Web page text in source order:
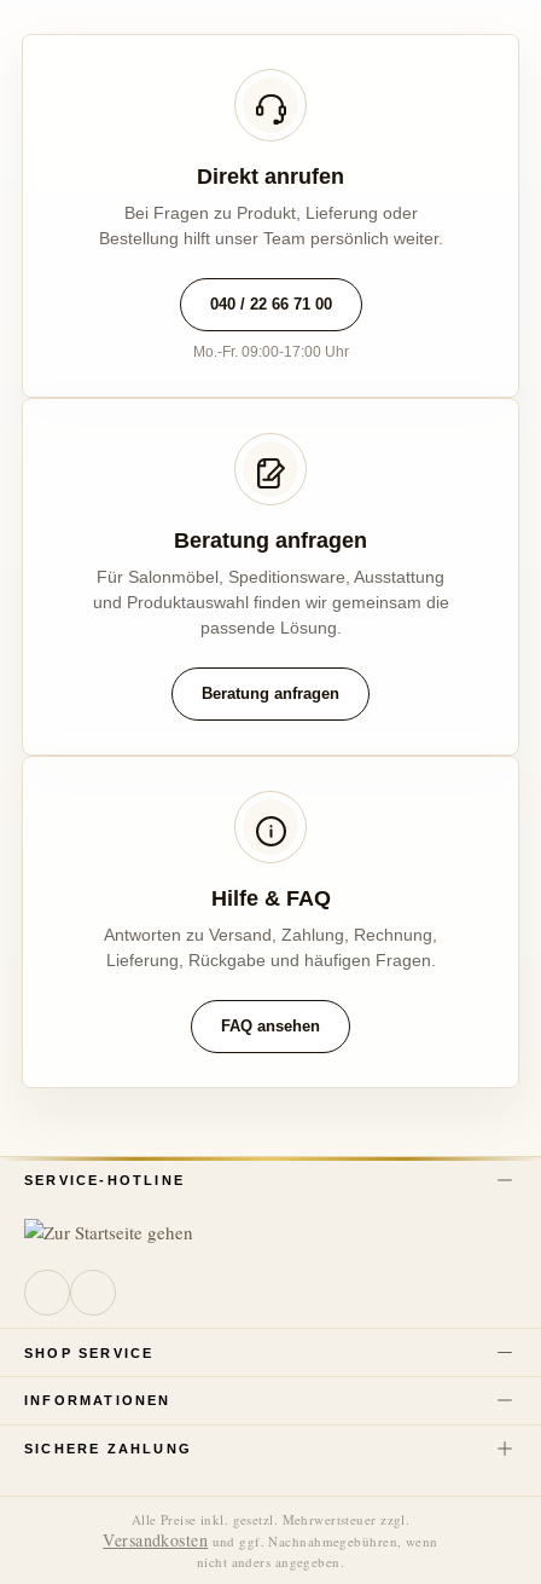
Direkt anrufen
Bei Fragen zu Produkt, Lieferung oder
Bestellung hilft unser Team persönlich weiter.
040 / 22 66 71 00
Mo.-Fr. 09:00-17:00 Uhr
Beratung anfragen
Für Salonmöbel, Speditionsware, Ausstattung
und Produktauswahl finden wir gemeinsam die
passende Lösung.
Beratung anfragen
Hilfe & FAQ
Antworten zu Versand, Zahlung, Rechnung,
Lieferung, Rückgabe und häufigen Fragen.
FAQ ansehen
SERVICE-HOTLINE
SHOP SERVICE
INFORMATIONEN
SICHERE ZAHLUNG
Alle Preise inkl. gesetzl. Mehrwertsteuer zzgl.
Versandkosten und ggf. Nachnahmegebühren, wenn
nicht anders angegeben.